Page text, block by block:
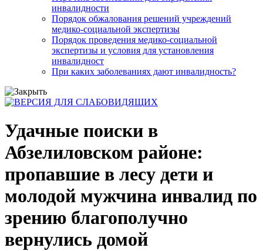
инвалидности
Порядок обжалования решений учреждений
медико-социальной экспертизы
Порядок проведения медико-социальной
экспертизы и условия для установления
инвалидност
При каких заболеваниях дают инвалидность?
Удачные поиски в
Абзелиловском районе:
пропавшие в лесу дети и
молодой мужчина инвалид по
зрению благополучно
вернулись домой